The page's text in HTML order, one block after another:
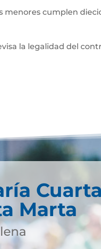
menores cumplen
la legalidad del
Marta